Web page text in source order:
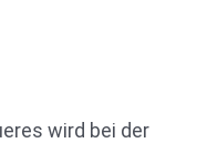
wird bei der